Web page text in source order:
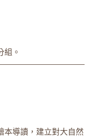
組。
本導讀，建立對大自然